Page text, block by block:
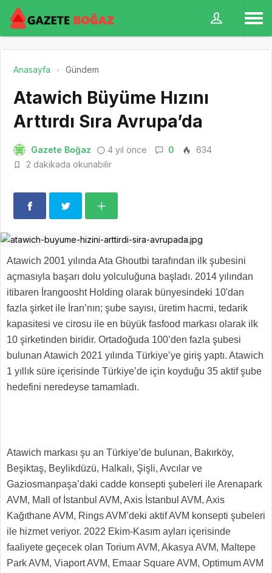
Anasayfa Gündem
Atawich Büyüme Hızını
Arttırdı Sıra Avrupa’da
Gazete Boğaz 4 yıl önce 0
634
2 dakikada okunabilir
Atawich 2001 yılında Ata Ghoutbi tarafından ilk şubesini
açmasıyla başarı dolu yolculuğuna başladı. 2014 yılından
itibaren İrangoosht Holding olarak bünyesindeki 10'dan
fazla şirket ile İran’nın; şube sayısı, üretim hacmi, tedarik
kapasitesi ve cirosu ile en büyük fasfood markası olarak ilk
10 şirketinden biridir. Ortadoğuda 100’den fazla şubesi
bulunan Atawich 2021 yılında Türkiye’ye giriş yaptı. Atawich
1 yıllık süre içerisinde Türkiye’de için koyduğu 35 aktif şube
hedefini neredeyse tamamladı.
Atawich markası şu an Türkiye’de bulunan, Bakırköy,
Beşiktaş, Beylikdüzü, Halkalı, Şişli, Avcılar ve
Gaziosmanpaşa’daki cadde konsepti şubeleri ile Arenapark
AVM, Mall of İstanbul AVM, Axis İstanbul AVM, Axis
Kağıthane AVM, Rings AVM’deki aktif AVM konsepti şubeleri
ile hizmet veriyor. 2022 Ekim-Kasım ayları içerisinde
faaliyete geçecek olan Torium AVM, Akasya AVM, Maltepe
Park AVM, Viaport AVM, Emaar Square AVM, Optimum AVM